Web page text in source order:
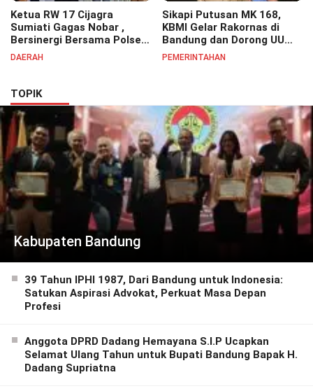
Ketua RW 17 Cijagra
Sumiati Gagas Nobar ,
Bersinergi Bersama Polsek
Bojongsoang Semarakkan
DAERAH
Sikapi Putusan MK 168,
KBMI Gelar Rakornas di
Bandung dan Dorong UU
Perlindungan Pekerja
PEMERINTAHAN
TOPIK
Kabupaten Bandung
39 Tahun IPHI 1987, Dari Bandung untuk Indonesia:
Satukan Aspirasi Advokat, Perkuat Masa Depan
Profesi
Anggota DPRD Dadang Hemayana S.I.P Ucapkan
Selamat Ulang Tahun untuk Bupati Bandung Bapak H.
Dadang Supriatna